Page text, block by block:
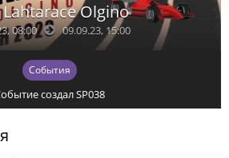
Olgino
08:00 09.09.23, 15:00
События
создалSP038